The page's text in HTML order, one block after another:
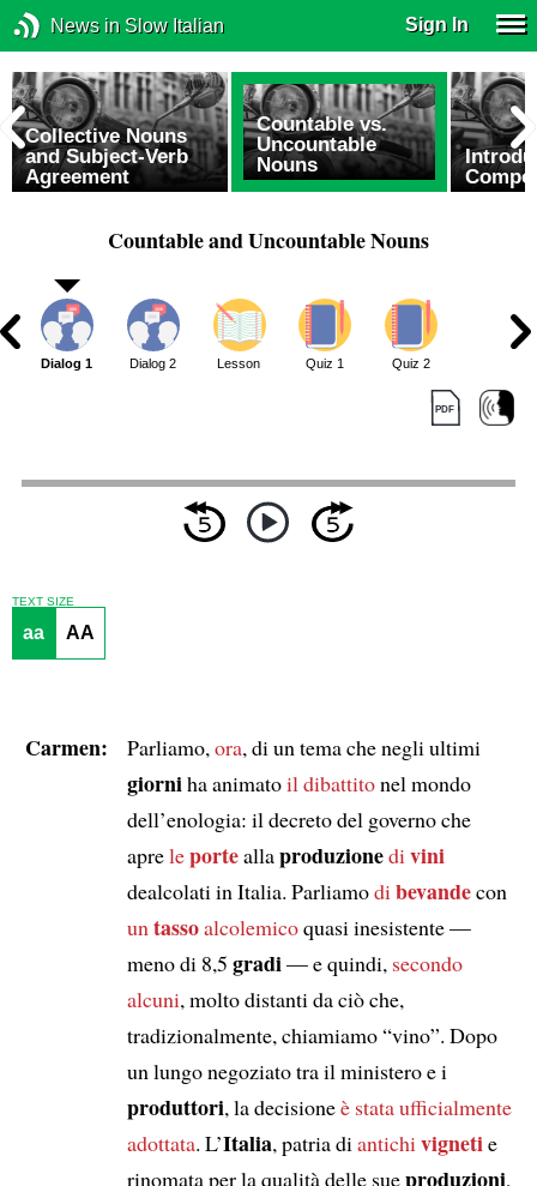
News in Slow Italian Sign In
Collective Nouns
and Subject-Verb
Agreement
Countable vs.
Uncountable
Nouns
Countable and Uncountable Nouns
Dialog 1 Dialog 2 Lesson Quiz 1 Quiz 2
TEXT SIZE
aa AA
Carmen: Parliamo, ora, di un tema che negli ultimi
giorniha animatoil dibattitonel mondo
dell’enologia: il decreto del governo che
apreleporteallaproduzionedi vini
dealcolati in Italia. Parliamodi bevandecon
un tassoalcolemicoquasi inesistente —
meno di 8,5 gradi— e quindi, secondo
alcuni, molto distanti da ciò che,
tradizionalmente, chiamiamo “vino”. Dopo
un lungo negoziato tra il ministero e i
produttori, la decisioneè stata ufficialmente
adottata. L’Italia, patria di antichi vignetie
rinomata per la qualità delle sueproduzioni,